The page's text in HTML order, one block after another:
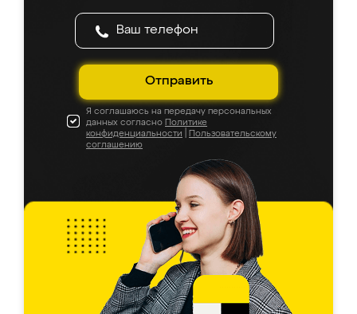
Отправить
Я соглашаюсь на передачу персональных
данных согласно Политике
конфиденциальности
Пользовательскому
соглашению